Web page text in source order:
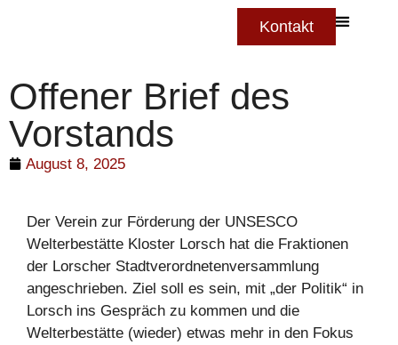
Kontakt
Offener Brief des
Vorstands
August 8, 2025
Der Verein zur Förderung der UNSESCO
Welterbestätte Kloster Lorsch hat die Fraktionen
der Lorscher Stadtverordnetenversammlung
angeschrieben. Ziel soll es sein, mit „der Politik“ in
Lorsch ins Gespräch zu kommen und die
Welterbestätte (wieder) etwas mehr in den Fokus